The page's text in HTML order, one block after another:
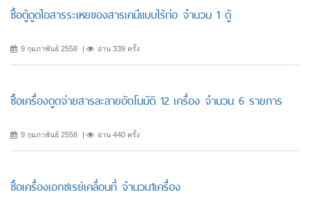
ซื้อตู้ดูดไอสารระเหยของสารเคมีแบบไร้ท่อ จำนวน 1 ตู้
9 กุมภาพันธ์ 2558 อ่าน 339 ครั้ง
ซื้อเครื่องดูดจ่ายสารละลายอัตโนมัติ 12 เครื่อง จำนวน 6 รายการ
9 กุมภาพันธ์ 2558 อ่าน 440 ครั้ง
ซื้อเครื่องเอกซเรย์เคลื่อนที่ จำนวน1เครื่อง